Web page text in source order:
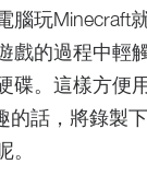
腦玩Minecraft
戲的過程中輕
碟。這樣方便
的話，將錄製
。